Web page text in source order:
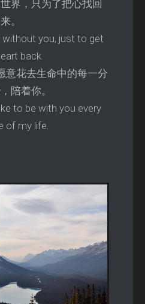
界，只为了把心找回
来。
without you, just to get
back.
意花去生命中的每一分
陪着你。
to be with you every
of my life.